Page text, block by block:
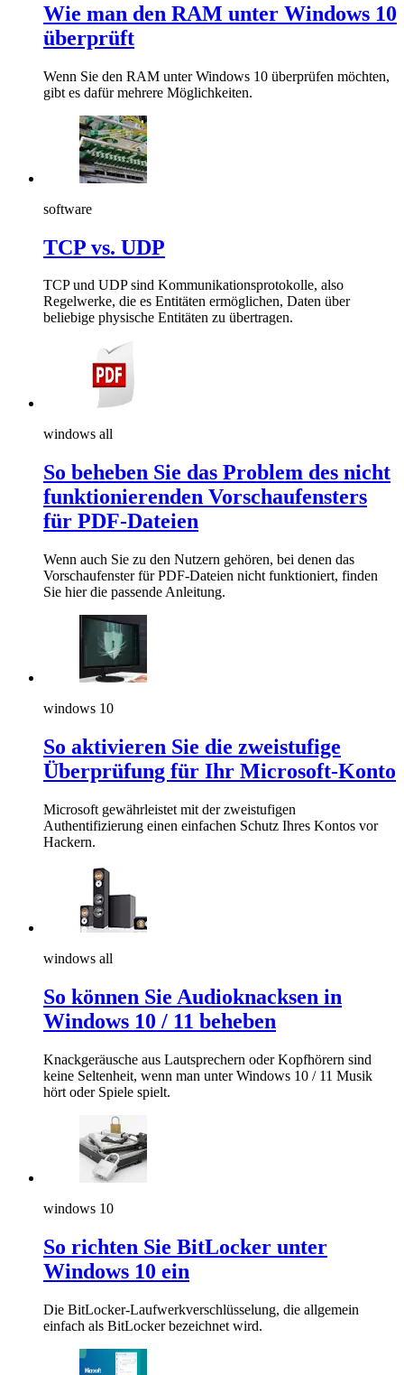
Wie man den RAM unter Windows 10
überprüft
Wenn Sie den RAM unter Windows 10 überprüfen möchten,
gibt es dafür mehrere Möglichkeiten.
software
TCP vs. UDP
TCP und UDP sind Kommunikationsprotokolle, also
Regelwerke, die es Entitäten ermöglichen, Daten über
beliebige physische Entitäten zu übertragen.
windows all
So beheben Sie das Problem des nicht
funktionierenden Vorschaufensters
für PDF-Dateien
Wenn auch Sie zu den Nutzern gehören, bei denen das
Vorschaufenster für PDF-Dateien nicht funktioniert, finden
Sie hier die passende Anleitung.
windows 10
So aktivieren Sie die zweistufige
Überprüfung für Ihr Microsoft-Konto
Microsoft gewährleistet mit der zweistufigen
Authentifizierung einen einfachen Schutz Ihres Kontos vor
Hackern.
windows all
So können Sie Audioknacksen in
Windows 10 / 11 beheben
Knackgeräusche aus Lautsprechern oder Kopfhörern sind
keine Seltenheit, wenn man unter Windows 10 / 11 Musik
hört oder Spiele spielt.
windows 10
So richten Sie BitLocker unter
Windows 10 ein
Die BitLocker-Laufwerkverschlüsselung, die allgemein
einfach als BitLocker bezeichnet wird.